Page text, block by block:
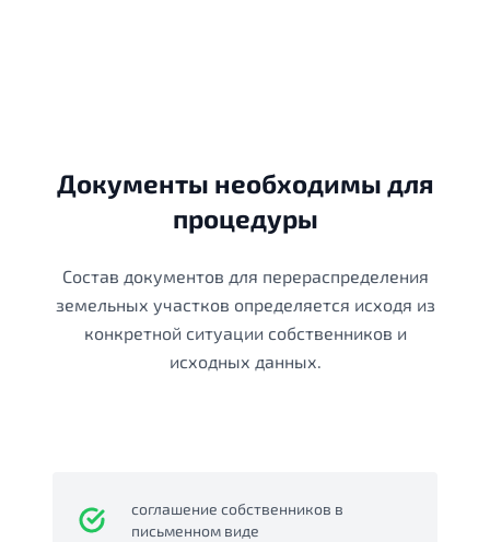
Документы необходимы для
процедуры
Состав документов для перераспределения
земельных участков определяется исходя из
конкретной ситуации собственников и
исходных данных.
соглашение собственников в
письменном виде